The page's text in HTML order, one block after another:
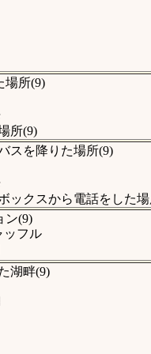
場所(9)
所(9)
スを降りた場所(9)
ックスから電話をした場
ン(9)
ッフル
湖畔(9)